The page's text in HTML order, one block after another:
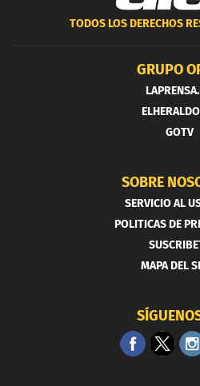
TODOS LOS DERECHOS
GRUPO
GOTV
SOBRE
SERVICIO AL
POLITICAS DE
MAPA DEL